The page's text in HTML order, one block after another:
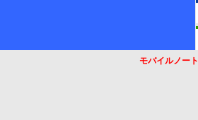
モバイルノート